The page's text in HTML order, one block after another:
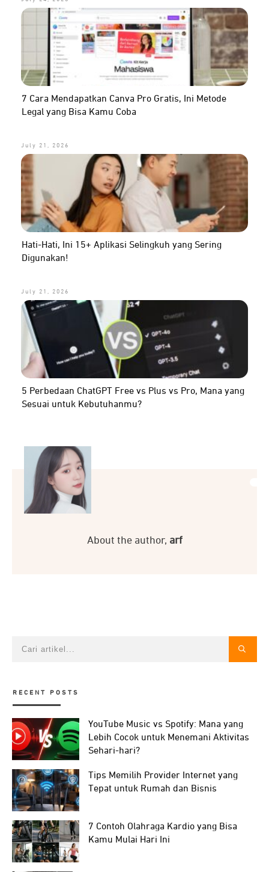
7 Cara Mendapatkan Canva Pro Gratis, Ini Metode
Legal yang Bisa Kamu Coba
July 21, 2026
Hati-Hati, Ini 15+ Aplikasi Selingkuh yang Sering
Digunakan!
July 21, 2026
5 Perbedaan ChatGPT Free vs Plus vs Pro, Mana yang
Sesuai untuk Kebutuhanmu?
About the author, arf
RECENT POSTS
YouTube Music vs Spotify: Mana yang
Lebih Cocok untuk Menemani Aktivitas
Sehari-hari?
Tips Memilih Provider Internet yang
Tepat untuk Rumah dan Bisnis
7 Contoh Olahraga Kardio yang Bisa
Kamu Mulai Hari Ini